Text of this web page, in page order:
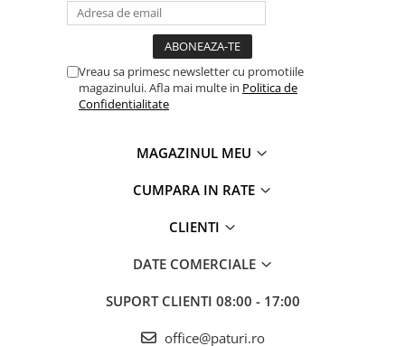
Vreau sa primesc newsletter cu promotiile
magazinului. Afla mai multe in Politica de
Confidentialitate
MAGAZINUL MEU
CUMPARA IN RATE
CLIENTI
DATE COMERCIALE
SUPORT CLIENTI 08:00 - 17:00
office@paturi.ro